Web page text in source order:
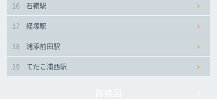
16 石嶺駅
17 経塚駅
18 浦添前田駅
19 てだこ浦西駅